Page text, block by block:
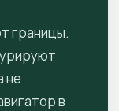
границы.
не
в